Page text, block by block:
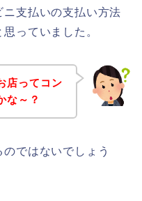
支払いの支払い方法
っていました。
店ってコン
な～？
ではないでしょう